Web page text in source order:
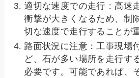
適切な速度での走行：高速
衝撃が大きくなるため、制
切な速度で走行することが
路面状況に注意：工事現場
ど、石が多い場所を走行す
必要です。可能であれば、